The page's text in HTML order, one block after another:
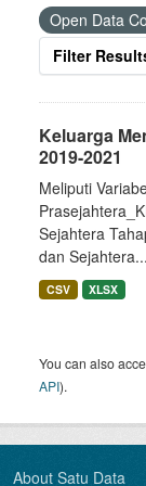
Open Data
Filter
Keluarga
2019-2021
Meliputi
Sejahtera
dan Sejahtera...
CSV XLSX
You can also
API).
About Satu Data